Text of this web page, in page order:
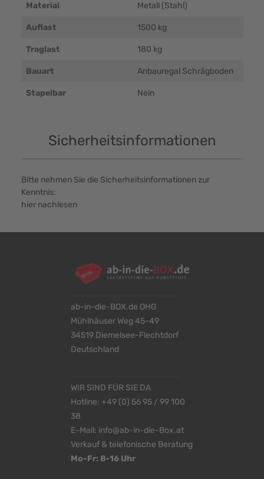
Material Metall (Stahl)
Auflast 1500 kg
Traglast 180 kg
Bauart Anbauregal Schrägboden
Stapelbar Nein
Sicherheitsinformationen
Bitte nehmen Sie die Sicherheitsinformationen zur
Kenntnis:
hier nachlesen
ab-in-die-BOX.de OHG
Mühlhäuser Weg 45-49
34519 Diemelsee-Flechtdorf
Deutschland
WIR SIND FÜR SIE DA
Hotline: +49 (0) 56 95 / 99 100
38
E-Mail: info@ab-in-die-Box.at
Verkauf & telefonische Beratung
Mo-Fr: 8-16 Uhr